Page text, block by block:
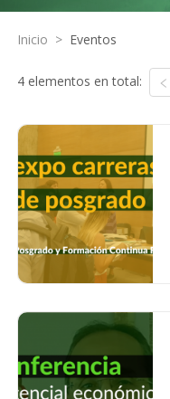
Inicio > Eventos
4 elementos en total: